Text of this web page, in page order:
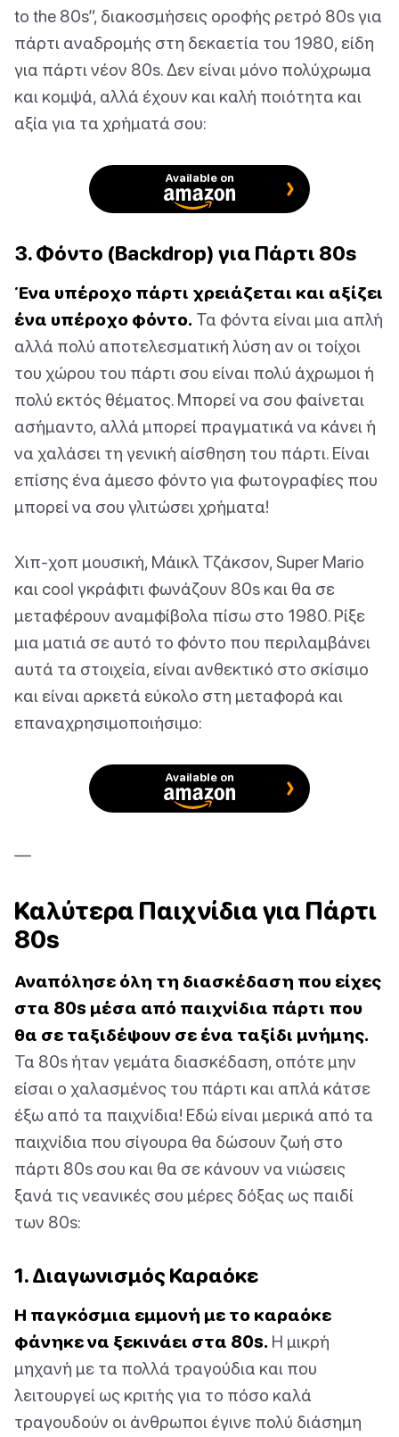
to the 80s”, διακοσμήσεις οροφής ρετρό 80s για
πάρτι αναδρομής στη δεκαετία του 1980, είδη
για πάρτι νέον 80s. Δεν είναι μόνο πολύχρωμα
και κομψά, αλλά έχουν και καλή ποιότητα και
αξία για τα χρήματά σου:
Available on
3. Φόντο (Backdrop) για Πάρτι 80s
Ένα υπέροχο πάρτι χρειάζεται και αξίζει
ένα υπέροχο φόντο. Τα φόντα είναι μια απλή
αλλά πολύ αποτελεσματική λύση αν οι τοίχοι
του χώρου του πάρτι σου είναι πολύ άχρωμοι ή
πολύ εκτός θέματος. Μπορεί να σου φαίνεται
ασήμαντο, αλλά μπορεί πραγματικά να κάνει ή
να χαλάσει τη γενική αίσθηση του πάρτι. Είναι
επίσης ένα άμεσο φόντο για φωτογραφίες που
μπορεί να σου γλιτώσει χρήματα!
Χιπ-χοπ μουσική, Μάικλ Τζάκσον, Super Mario
και cool γκράφιτι φωνάζουν 80s και θα σε
μεταφέρουν αναμφίβολα πίσω στο 1980. Ρίξε
μια ματιά σε αυτό το φόντο που περιλαμβάνει
αυτά τα στοιχεία, είναι ανθεκτικό στο σκίσιμο
και είναι αρκετά εύκολο στη μεταφορά και
επαναχρησιμοποιήσιμο:
Available on
—
Καλύτερα Παιχνίδια για Πάρτι
80s
Αναπόλησε όλη τη διασκέδαση που είχες
στα 80s μέσα από παιχνίδια πάρτι που
θα σε ταξιδέψουν σε ένα ταξίδι μνήμης.
Τα 80s ήταν γεμάτα διασκέδαση, οπότε μην
είσαι ο χαλασμένος του πάρτι και απλά κάτσε
έξω από τα παιχνίδια! Εδώ είναι μερικά από τα
παιχνίδια που σίγουρα θα δώσουν ζωή στο
πάρτι 80s σου και θα σε κάνουν να νιώσεις
ξανά τις νεανικές σου μέρες δόξας ως παιδί
των 80s:
1. Διαγωνισμός Καραόκε
Η παγκόσμια εμμονή με το καραόκε
φάνηκε να ξεκινάει στα 80s. Η μικρή
μηχανή με τα πολλά τραγούδια και που
λειτουργεί ως κριτής για το πόσο καλά
τραγουδούν οι άνθρωποι έγινε πολύ διάσημη